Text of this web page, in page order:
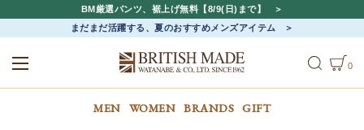
BM厳選パンツ、裾上げ無料【8/9(日)まで】
まだまだ活躍する、夏のおすすめメンズアイテム
0
MEN WOMEN BRANDS GIFT